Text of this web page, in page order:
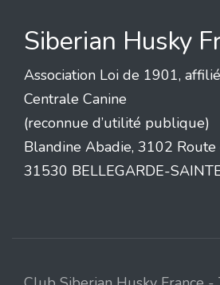
Siberian Husky
Association Loi de 1901,
Centrale Canine
(reconnue d’utilité publique)
Blandine Abadie, 3102
31530 BELLEGARDE-